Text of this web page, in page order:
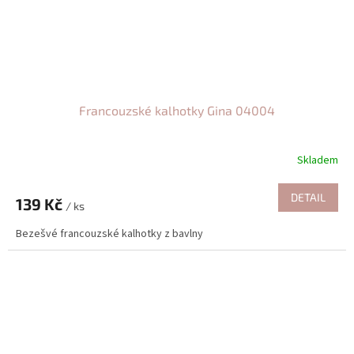
Francouzské kalhotky Gina 04004
Skladem
139 Kč / ks
DETAIL
Bezešvé francouzské kalhotky z bavlny